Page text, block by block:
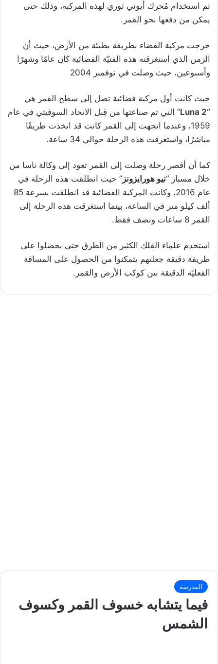
تم استخدام مُحرك أيوني ثوري لهذه المركبة، وذلك حتى
يمكن من دفعها نحو القمر.
خرجت مركبة الفضاء بطريقة بطيئة من الأرض، حيث أن
الزمن الذي استغرقته هذه الفنيّة الفضائية كان عامًا وشهرًا
وأسبوعين، حيث وصلت في نوفمبر 2004
حيث كانت أول مركبة فضائية تصل إلى سطح القمر هي
“Luna 2
” التي تم صناعتها من قِبل الاتحاد السوفيتي في عام
1959، وعندما اتجهت إلى القمر كانت قد اتخذت طريقًا
مباشرًا، واستغرقت هذه الرحلة حوالي 34 ساعة.
كما أن أقصر رحلة وصلت إلى القمر تعود إلى وكالة ناسا من
خلال مسبار “نيو هورايزونز ” حيث انطلقت هذه الرحلة في
عام 2016، وكانت المركبة الفضائية قد انطلقت بسرعة 85
ألف كيلو متر في الساعة، بينما استغرقت هذه الرحلة إلى
القمر 8 ساعات ونصف فقط.
استخدم علماء الفلك الكثير من الطرق حتى يحصلوا على
طريقة دقيقة جعلتهم يتمكنوا من الحصول على المسافة
الفعليّة الدقيقة بين كوكب الأرض والقمر.